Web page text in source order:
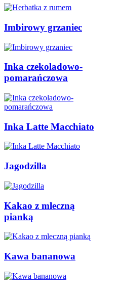
Imbirowy grzaniec
Inka czekoladowo-
pomarańczowa
Inka Latte Macchiato
Jagodzilla
Kakao z mleczną
pianką
Kawa bananowa